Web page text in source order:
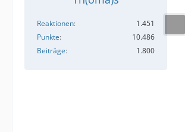
Reaktionen
1.451
Punkte
10.486
Beiträge
1.800